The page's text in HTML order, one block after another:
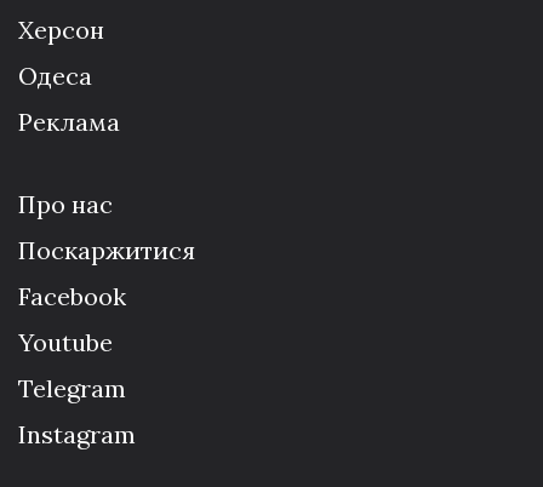
Херсон
Одеса
Реклама
Про нас
Поскаржитися
Facebook
Youtube
Telegram
Instagram